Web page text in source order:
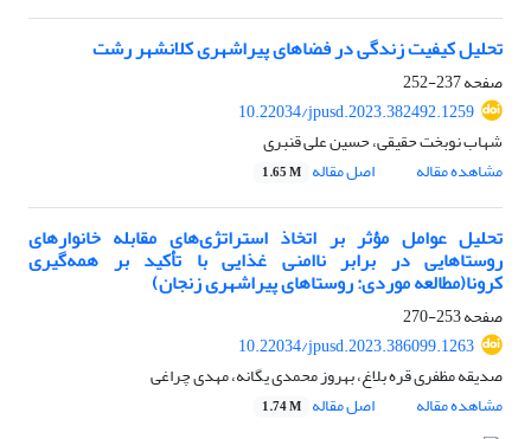
تحلیل کیفیت زندگی در فضاهای پیراشهری کلانشهر رشت
صفحه237-252
10.22034/jpusd.2023.382492.1259
شهاب نوبخت حقیقی، حسین علی قنبری
مشاهده مقاله
اصل مقاله 1.65 M
تحلیل عوامل مؤثر بر اتخاذ استراتژی‌های مقابله خانوارهای
روستاهایی در برابر ناامنی غذایی با تأکید بر همه‌گیری
کرونا(مطالعه موردی: روستاهای پیراشهری زنجان)
صفحه253-270
10.22034/jpusd.2023.386099.1263
صدیقه مظفری قره بلاغ، بهروز محمدی یگانه، مهدی چراغی
مشاهده مقاله
اصل مقاله 1.74 M